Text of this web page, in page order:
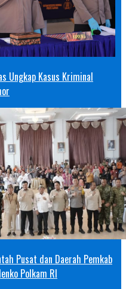
Ungkap Kasus Kriminal
Pusat dan Daerah Pemkab
Polkam RI